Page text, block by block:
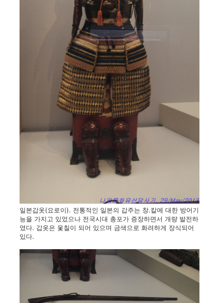
일본갑옷(요로이). 전통적인 일본의 갑주는 창.칼에 대한 방어기
능을 가지고 있었으나 전국시대 총포가 증장하면서 개량 발전하
였다. 갑옷은 옻칠이 되어 있으며 금색으로 화려하게 장식되어
있다.